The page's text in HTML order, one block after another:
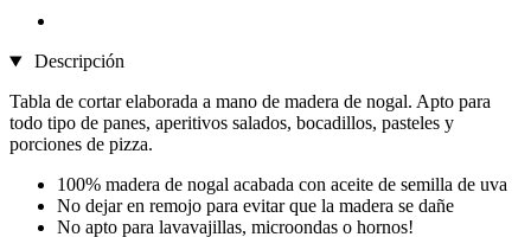
Descripción
Tabla de cortar elaborada a mano de madera de nogal. Apto para
todo tipo de panes, aperitivos salados, bocadillos, pasteles y
porciones de pizza.
100% madera de nogal acabada con aceite de semilla de uva
No dejar en remojo para evitar que la madera se dañe
No apto para lavavajillas, microondas o hornos!